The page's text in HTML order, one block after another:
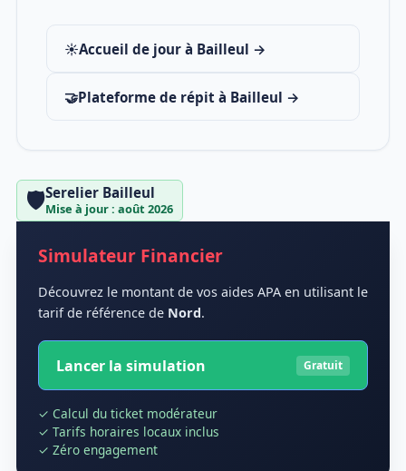
☀️Accueil de jour à Bailleul →
🤝Plateforme de répit à Bailleul →
🛡️Serelier Bailleul
Mise à jour : août 2026
Simulateur Financier
Découvrez le montant de vos aides APA en utilisant le
tarif de référence de Nord.
Lancer la simulation Gratuit
✓ Calcul du ticket modérateur
✓ Tarifs horaires locaux inclus
✓ Zéro engagement